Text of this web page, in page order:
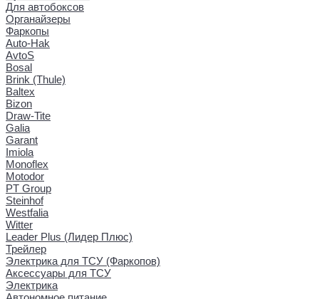
Для автобоксов
Органайзеры
Фаркопы
Auto-Hak
AvtoS
Bosal
Brink (Thule)
Baltex
Bizon
Draw-Tite
Galia
Garant
Imiola
Monoflex
Motodor
PT Group
Steinhof
Westfalia
Witter
Leader Plus (Лидер Плюс)
Трейлер
Электрика для ТСУ (Фаркопов)
Аксессуары для ТСУ
Электрика